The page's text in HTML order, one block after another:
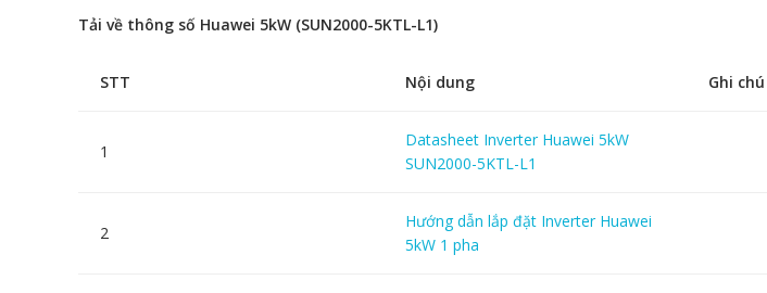
Tải về thông số Huawei 5kW (SUN2000-5KTL-L1)
STT Nội dung Ghi chú
1
Datasheet Inverter Huawei 5kW
SUN2000-5KTL-L1
2
Hướng dẫn lắp đặt Inverter Huawei
5kW 1 pha